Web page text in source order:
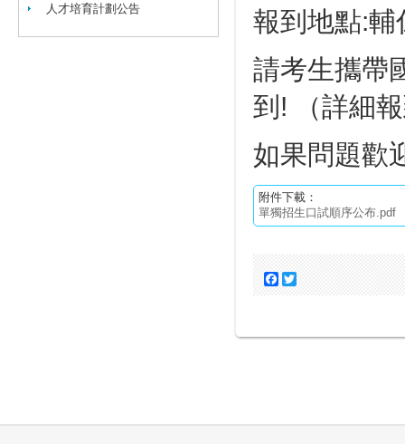
人才培育計劃公告
報到地點:
請考生攜帶
到! （詳細
如果問題歡
附件下載：
單獨招生口試順序公布.pdf
Facebook